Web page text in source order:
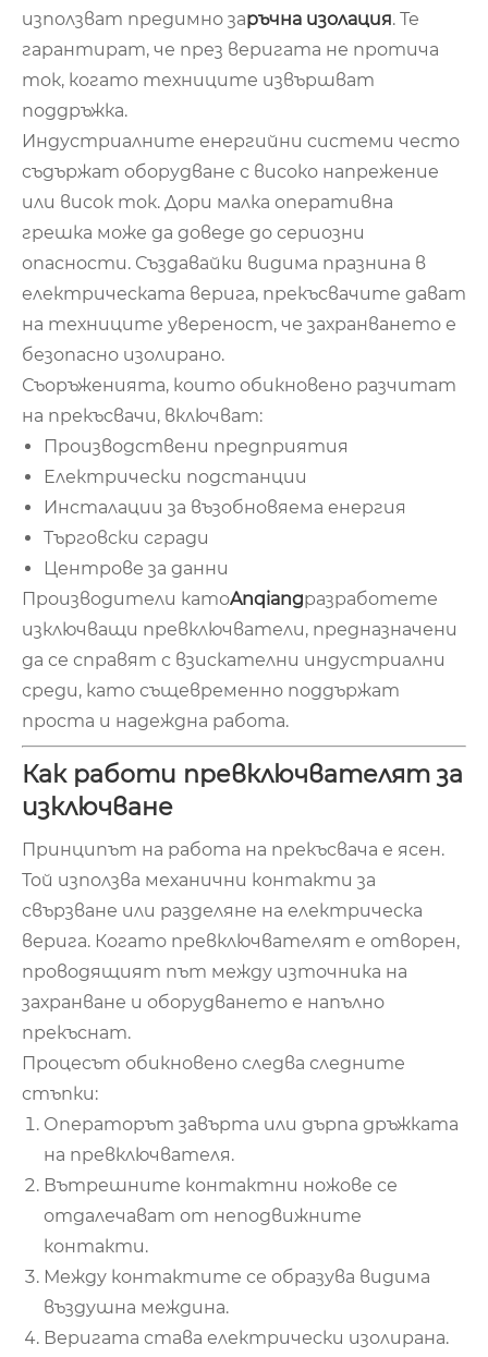
използват предимно заръчна изолация. Те
гарантират, че през веригата не протича
ток, когато техниците извършват
поддръжка.
Индустриалните енергийни системи често
съдържат оборудване с високо напрежение
или висок ток. Дори малка оперативна
грешка може да доведе до сериозни
опасности. Създавайки видима празнина в
електрическата верига, прекъсвачите дават
на техниците увереност, че захранването е
безопасно изолирано.
Съоръженията, които обикновено разчитат
на прекъсвачи, включват:
Производствени предприятия
Електрически подстанции
Инсталации за възобновяема енергия
Търговски сгради
Центрове за данни
Производители катоAnqiangразработете
изключващи превключватели, предназначени
да се справят с взискателни индустриални
среди, като същевременно поддържат
проста и надеждна работа.
Как работи превключвателят за
изключване
Принципът на работа на прекъсвача е ясен.
Той използва механични контакти за
свързване или разделяне на електрическа
верига. Когато превключвателят е отворен,
проводящият път между източника на
захранване и оборудването е напълно
прекъснат.
Процесът обикновено следва следните
стъпки:
Операторът завърта или дърпа дръжката
на превключвателя.
Вътрешните контактни ножове се
отдалечават от неподвижните
контакти.
Между контактите се образува видима
въздушна междина.
Веригата става електрически изолирана.